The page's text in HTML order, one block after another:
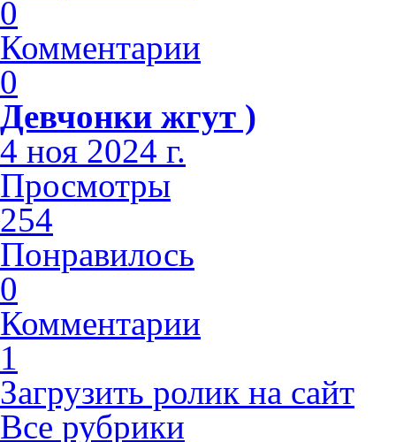
0
Комментарии
0
Девчонки жгут )
4 ноя 2024 г.
Просмотры
254
Понравилось
0
Комментарии
1
Загрузить ролик на сайт
Все рубрики